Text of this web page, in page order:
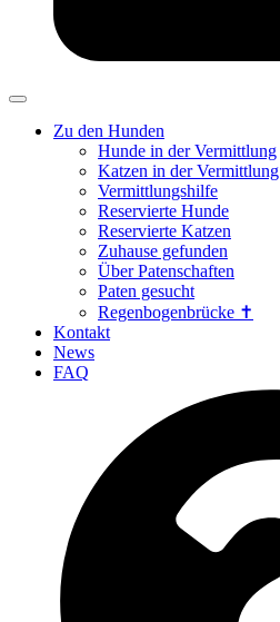
Zu den Hunden
Hunde in der Vermittlung
Katzen in der Vermittlung
Vermittlungshilfe
Reservierte Hunde
Reservierte Katzen
Zuhause gefunden
Über Patenschaften
Paten gesucht
Regenbogenbrücke ✝
Kontakt
News
FAQ